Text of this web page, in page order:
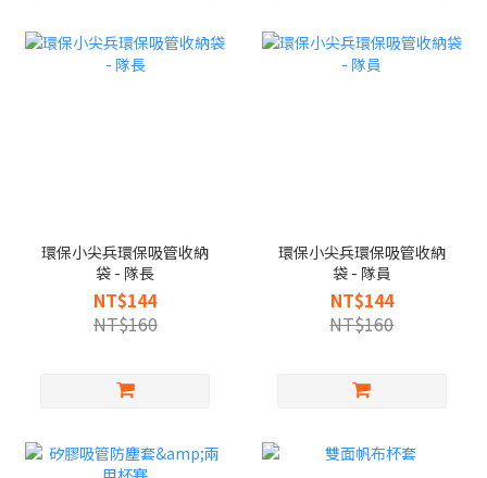
環保小尖兵環保吸管收納
袋 - 隊長
NT$144
NT$160
環保小尖兵環保吸管收納
袋 - 隊員
NT$144
NT$160